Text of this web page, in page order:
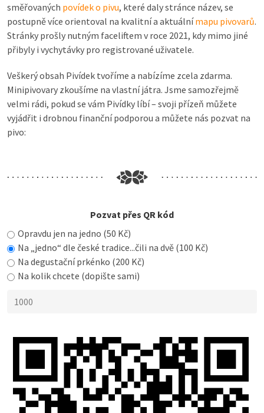
směřovaných povídek o pivu, které daly stránce název, se
postupně více orientoval na kvalitní a aktuálnímapu pivovarů.
Stránky prošly nutným faceliftem v roce 2021, kdy mimo jiné
přibyly i vychytávky pro registrované uživatele.
Veškerý obsah Pivídek tvoříme a nabízíme zcela zdarma.
Minipivovary zkoušíme na vlastní játra. Jsme samozřejmě
velmi rádi, pokud se vám Pivídky líbí – svoji přízeň můžete
vyjádřit i drobnou finanční podporou a můžete nás pozvat na
pivo:
Pozvat přes QR kód
Opravdu jen na jedno (50 Kč)
Na „jedno“ dle české tradice...čili na dvě (100 Kč)
Na degustační prkénko (200 Kč)
Na kolik chcete (dopište sami)